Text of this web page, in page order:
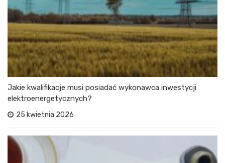
Jakie kwalifikacje musi posiadać wykonawca inwestycji
elektroenergetycznych?
25 kwietnia 2026